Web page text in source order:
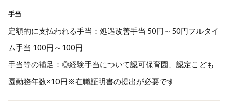
手当
定額的に支払われる手当：処遇改善手当 50円～50円フルタイ
ム手当 100円～100円
手当等の補足：◎経験手当について認可保育園、認定こども
園勤務年数×10円※在職証明書の提出が必要です